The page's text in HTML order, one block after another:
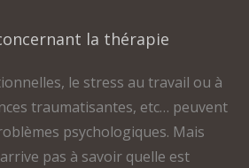
la thérapie
le stress au travail ou à
traumatisantes, etc… peuvent
psychologiques. Mais
pas à savoir quelle est